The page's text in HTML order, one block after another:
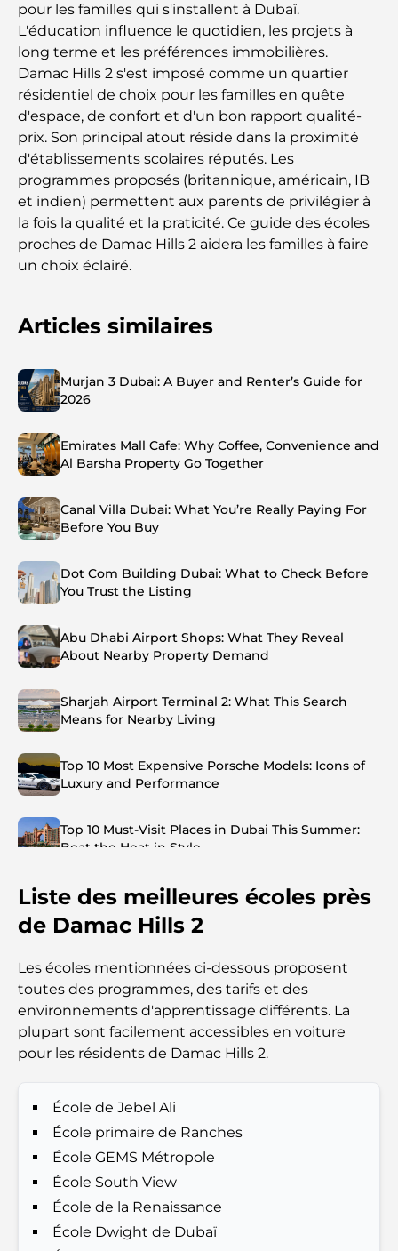
pour les familles qui s'installent à Dubaï.
L'éducation influence le quotidien, les projets à
long terme et les préférences immobilières.
Damac Hills 2 s'est imposé comme un quartier
résidentiel de choix pour les familles en quête
d'espace, de confort et d'un bon rapport qualité-
prix. Son principal atout réside dans la proximité
d'établissements scolaires réputés. Les
programmes proposés (britannique, américain, IB
et indien) permettent aux parents de privilégier à
la fois la qualité et la praticité. Ce guide des écoles
proches de Damac Hills 2 aidera les familles à faire
un choix éclairé.
Articles similaires
Murjan 3 Dubai: A Buyer and Renter’s Guide for
2026
Emirates Mall Cafe: Why Coffee, Convenience and
Al Barsha Property Go Together
Canal Villa Dubai: What You’re Really Paying For
Before You Buy
Dot Com Building Dubai: What to Check Before
You Trust the Listing
Abu Dhabi Airport Shops: What They Reveal
About Nearby Property Demand
Sharjah Airport Terminal 2: What This Search
Means for Nearby Living
Top 10 Most Expensive Porsche Models: Icons of
Luxury and Performance
Top 10 Must-Visit Places in Dubai This Summer:
Beat the Heat in Style
Top 7 Busiest Airports in the World: Hub of Global
Investors and Residents
Best Schools in Downtown Dubai: A Guide for
Families
profiter de la chaleur
Cadeaux de luxe pour hommes : des idées de
présents attentionnés et intemporels
Écoles à proximité de Palm Jumeirah : un guide
complet pour les familles
Liste des meilleures écoles près
de Damac Hills 2
Les écoles mentionnées ci-dessous proposent
toutes des programmes, des tarifs et des
environnements d'apprentissage différents. La
plupart sont facilement accessibles en voiture
pour les résidents de Damac Hills 2.
École de Jebel Ali
École primaire de Ranches
École GEMS Métropole
École South View
École de la Renaissance
École Dwight de Dubaï